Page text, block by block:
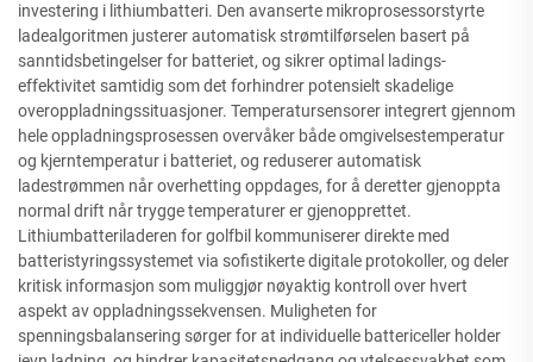
investering i lithiumbatteri. Den avanserte mikroprosessorstyrte
ladealgoritmen justerer automatisk strømtilførselen basert på
sanntidsbetingelser for batteriet, og sikrer optimal ladings-
effektivitet samtidig som det forhindrer potensielt skadelige
overoppladningssituasjoner. Temperatursensorer integrert gjennom
hele oppladningsprosessen overvåker både omgivelsestemperatur
og kjerntemperatur i batteriet, og reduserer automatisk
ladestrømmen når overhetting oppdages, for å deretter gjenoppta
normal drift når trygge temperaturer er gjenopprettet.
Lithiumbatteriladeren for golfbil kommuniserer direkte med
batteristyringssystemet via sofistikerte digitale protokoller, og deler
kritisk informasjon som muliggjør nøyaktig kontroll over hvert
aspekt av oppladningssekvensen. Muligheten for
spenningsbalansering sørger for at individuelle battericeller holder